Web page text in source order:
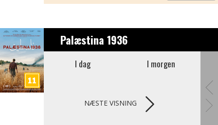
Palæstina 1936
I dag I morgen
NÆSTE VISNING